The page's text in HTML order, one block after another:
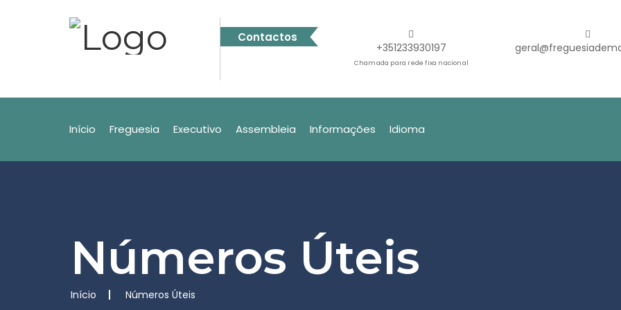
Contactos
+351233930197
Chamada para rede fixa nacional
Início Freguesia Executivo Assembleia Informações Idioma
Números Úteis
Início Números Úteis